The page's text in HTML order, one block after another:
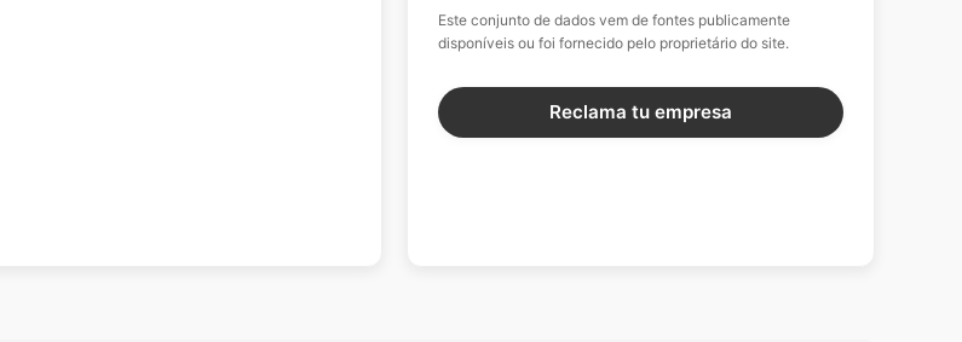
Este conjunto de dados vem de fontes publicamente
disponíveis ou foi fornecido pelo proprietário do site.
Reclama tu empresa